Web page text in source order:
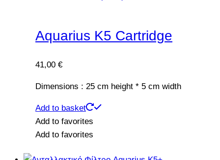
Aquarius K5 Cartridge
41,00 €
Dimensions : 25 cm height * 5 cm width
Add to basket
Add to favorites
Add to favorites